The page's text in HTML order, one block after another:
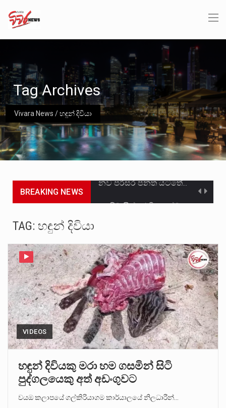
Vivara News /හඳුන් දිවියා
Tag Archives
BREAKING NEWS
මේ, දන්නා හඳුනන ලියන්නකුගේ නන්නාඳුනන අඩවියක සැරිසරා ලද ආස්වාදනීය මොහොතක සිංහාවලෝකනයකි .කෙටි කවියක දිගු බර…
වත්මන් ආණ්ඩුවේ ප්‍රධාන පාර්ශවකරුවා වන ජනතා විමුක්ති පෙරමුණේ කාලයක පටන් තිබුණු ප්‍රධාන සටන් පාඨයක් වූවේ…
සංවිධානාත්මක අපරාධකරුවකු වන ලොකු පැටිගේ ප්‍රධාන වෙඩික්කරු බවට සැක කරන ගිං ගඟේ ගිල්වා මරා දමා…
උපරිමාධිකරණ විනිශ්චයකාරවරුන්ගේ හා ඉන් පහළ විනිශ්චයකාරවරුන්ගේ විශ්‍රාම වයස දීර්ඝ කිරීම සඳහා සකස් කර ඇති විසිදෙවන…
TAG: හඳුන් දිවියා
VIDEOS
හඳුන් දිවියකු මරා හම ගසමින් සිටි
පුද්ගලයෙකු අත් අඩංගුවට
වයඔ කලාපයේ ගල්කිරියාගම කාර්යාලයේ නිලධාරීන්…